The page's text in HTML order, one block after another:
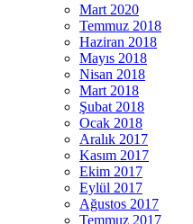
Mart 2020
Temmuz 2018
Haziran 2018
Mayıs 2018
Nisan 2018
Mart 2018
Şubat 2018
Ocak 2018
Aralık 2017
Kasım 2017
Ekim 2017
Eylül 2017
Ağustos 2017
Temmuz 2017